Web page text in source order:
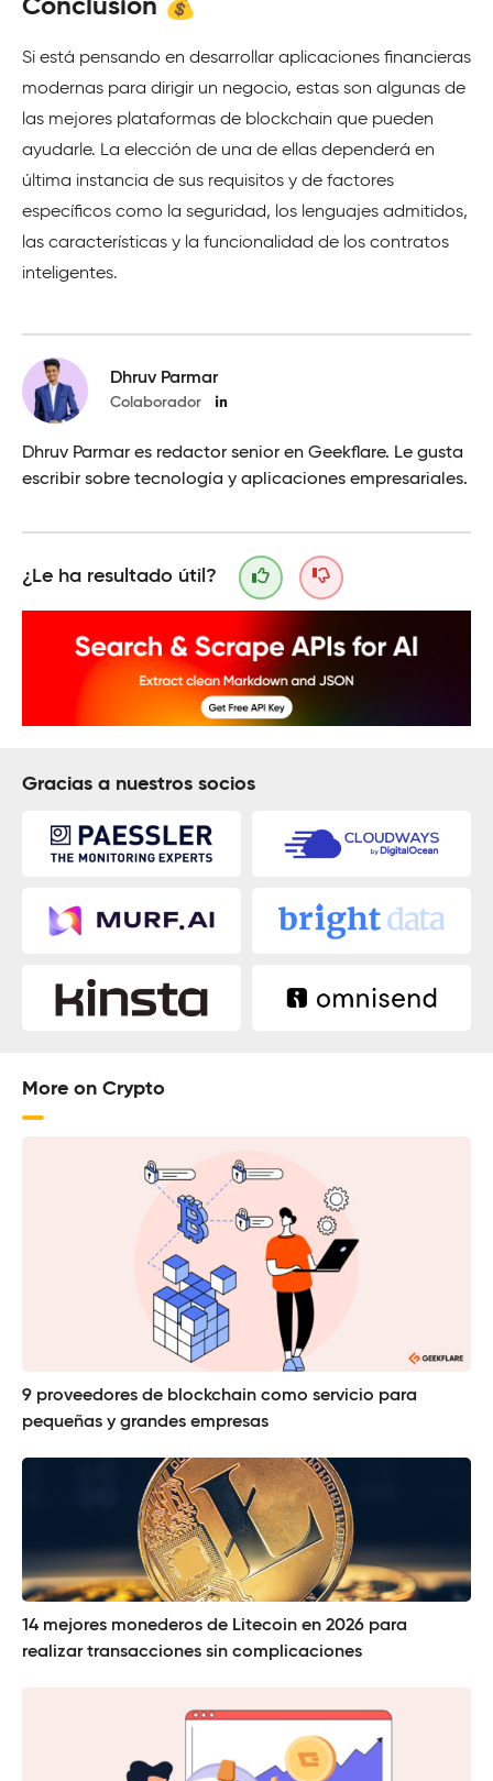
Conclusión 💰
Si está pensando en desarrollar aplicaciones financieras
modernas para dirigir un negocio, estas son algunas de
las mejores plataformas de blockchain que pueden
ayudarle. La elección de una de ellas dependerá en
última instancia de sus requisitos y de factores
específicos como la seguridad, los lenguajes admitidos,
las características y la funcionalidad de los contratos
inteligentes.
Dhruv Parmar
Colaborador
Dhruv Parmar es redactor senior en Geekflare. Le gusta
escribir sobre tecnología y aplicaciones empresariales.
¿Le ha resultado útil?
Gracias a nuestros socios
More on Crypto
9 proveedores de blockchain como servicio para
pequeñas y grandes empresas
14 mejores monederos de Litecoin en 2026 para
realizar transacciones sin complicaciones